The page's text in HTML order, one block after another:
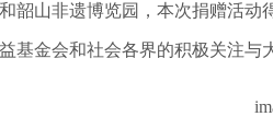
韶山非遗博览园，本次捐赠活
基金会和社会各界的积极关注与